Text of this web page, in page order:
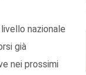
nazionale
già
nei prossimi